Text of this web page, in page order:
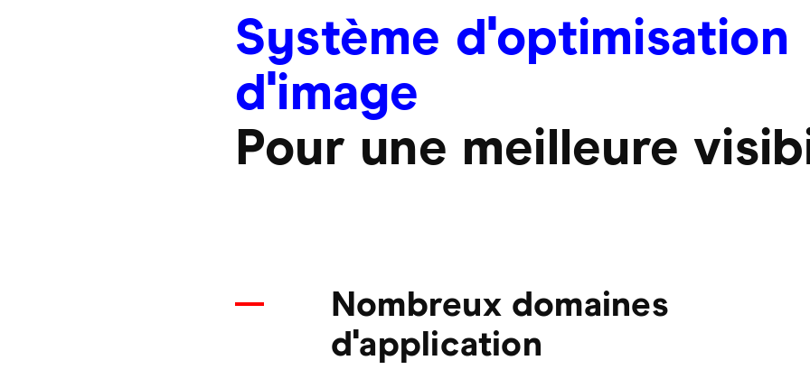
Système d'optimisation
d'image
Pour une meilleure
Nombreux domaines
d'application